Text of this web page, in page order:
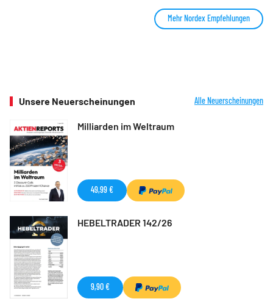
Mehr Nordex Empfehlungen
Unsere Neuerscheinungen Alle Neuerscheinungen
Milliarden im Weltraum
49,99 €
HEBELTRADER 142/26
9,90 €